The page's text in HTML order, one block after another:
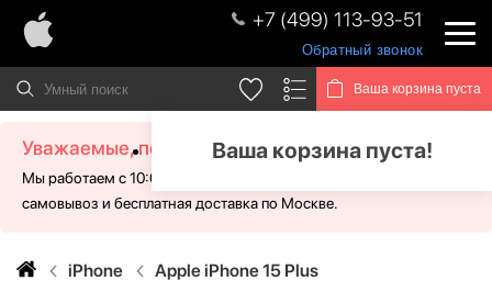
+7 (499) 113-93-51
Обратный звонок
Ваша корзина пуста
Ваша корзина пуста!
Уважаемые, посетители!
Мы работаем с 10:00 - 21:00 без выходных. Для Вас доступен
самовывоз и бесплатная доставка по Москве.
iPhone
Apple iPhone 15 Plus